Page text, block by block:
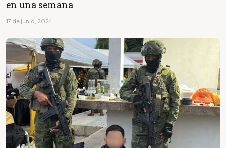
en una semana
17 de junio, 2024